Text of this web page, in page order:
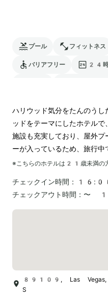
プール フィットネス
バリアフリー 24時
ハリウッド気分をたんのう
ッドをテーマにしたホテルで
施設も充実しており、屋外プ
ーが入っているため、旅行中
※こちらのホテルは 21 歳未満の
チェックイン時間：
チェックアウト時間： 〜
89109, Las
S